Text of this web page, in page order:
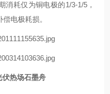
消耗仅为铜电极的1/3-1/5，
电极耗损。
伏热场石墨舟